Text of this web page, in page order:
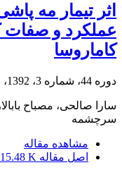
اثر تیمار مه
عملکرد و صفات
کاماروسا
دوره 44، شماره 3، 1392، صفحه
سارا صالحی، مصباح
سرچشمه
مشاهده مقاله
اصل مقاله K